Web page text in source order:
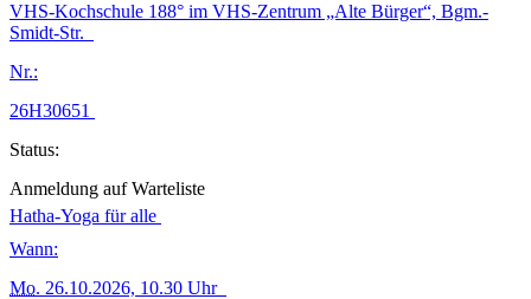
VHS-Kochschule 188° im VHS-Zentrum „Alte Bürger“, Bgm.-
Smidt-Str.
Nr.:
26H30651
Status:
Anmeldung auf Warteliste
Hatha-Yoga für alle
Wann:
Mo. 26.10.2026, 10.30 Uhr